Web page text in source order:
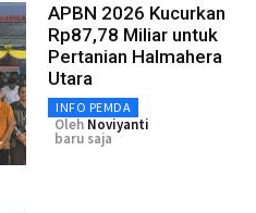
APBN 2026 Kucurkan
Rp87,78 Miliar untuk
Pertanian Halmahera
Utara
INFO PEMDA
Oleh Noviyanti
baru saja